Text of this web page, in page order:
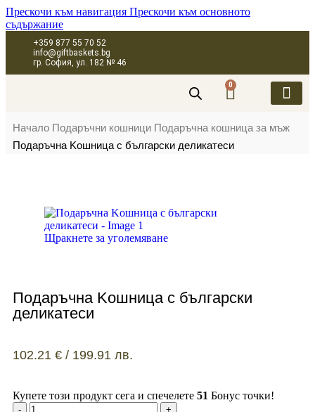
Прескочи към навигация Прескочи към основното
съдържание
+359 877 55 70 52
info@giftbaskets.bg
гр. София, ул. 182 № 46
0
Начало Подаръчни кошници Подаръчна кошница за мъж
Подаръчна Kошница с български деликатеси
Щракнете за уголемяване
Подаръчна Kошница с български
деликатеси
102.21 € / 199.91 лв.
Купете този продукт сега и спечелете 51 Бонус точки!